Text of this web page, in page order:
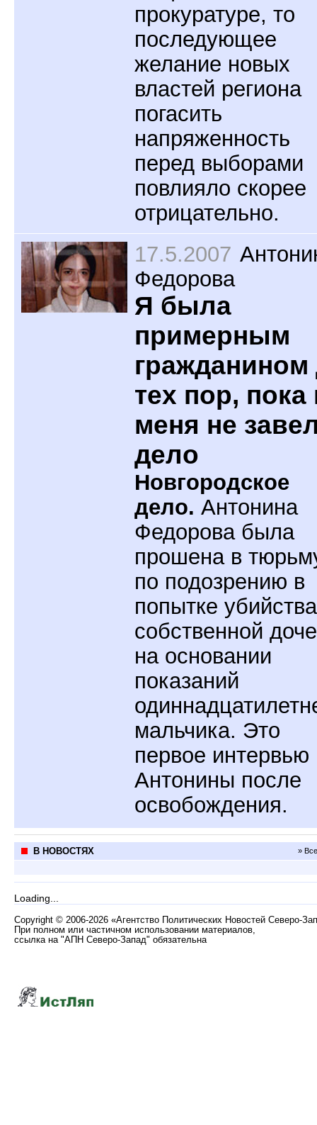
прокуратуре, то
последующее
желание новых
властей региона
погасить
напряженность
перед выборами
повлияло скорее
отрицательно.
17.5.2007
Федорова
Я была
примерным
гражданином
тех пор, пока
меня не
дело
Новгородское
дело. Антонина
Федорова была
прошена в
по подозрению в
попытке убийства
собственной
на основании
показаний
мальчика. Это
первое интервью
Антонины после
освобождения.
В НОВОСТЯХ »
Loading...
Copyright © 2006-2026 «Агентство Политических Новостей Северо-
При полном или частичном использовании материалов,
ссылка на "АПН Северо-Запад" обязательна